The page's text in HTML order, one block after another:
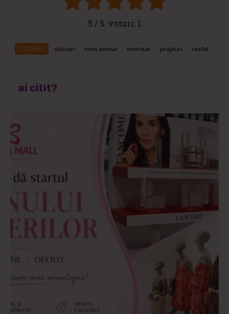
5 / 5. voturi: 1
ETICHETE dulciuri mon amour monstar prajituri rasfat
ai citit?